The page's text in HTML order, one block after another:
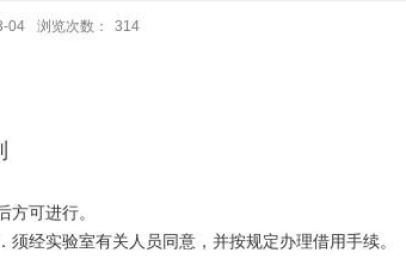
04 浏览次数： 314
可进行。
经实验室有关人员同意，并按规定办理借用手续。